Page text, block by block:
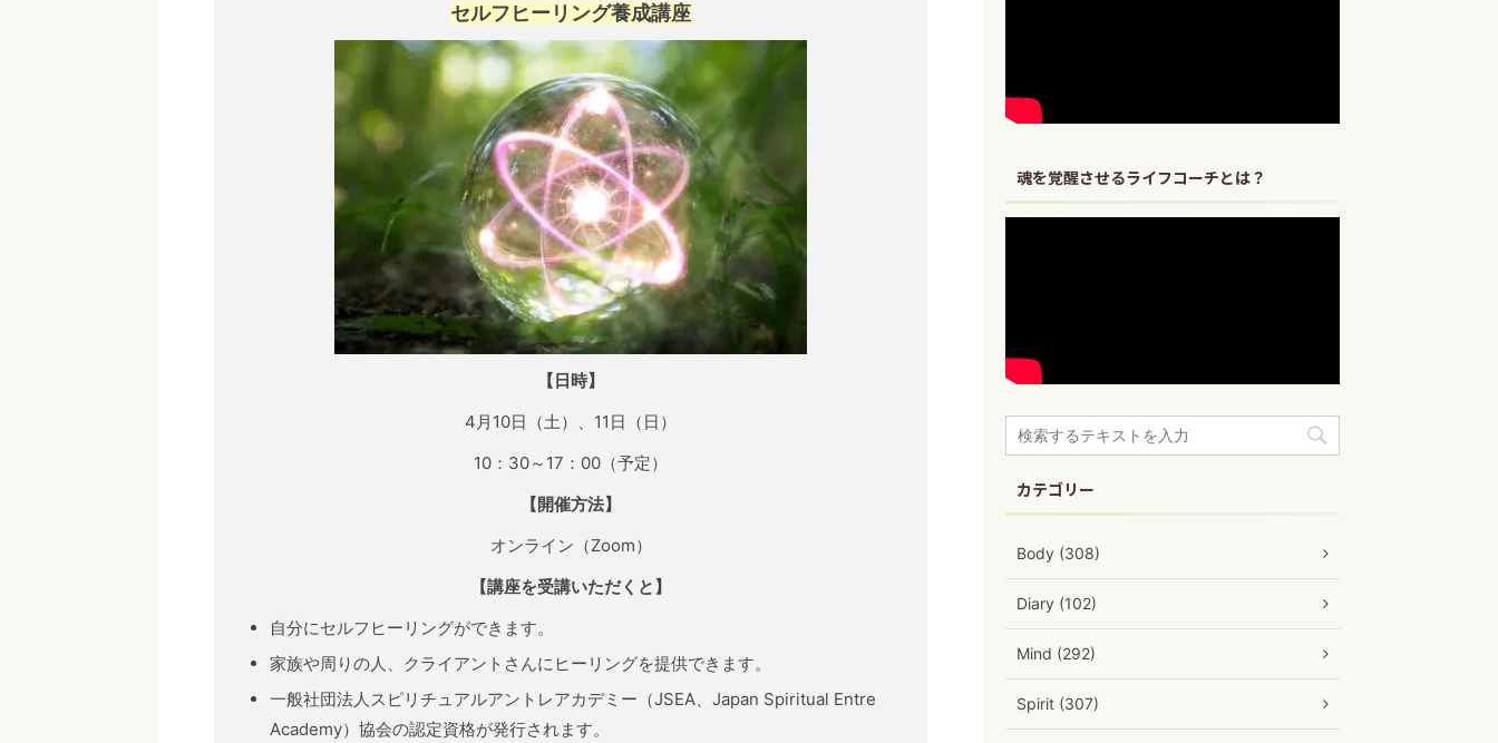
セルフヒーリング養成講座
【日時】
4月10日（土）、11日（日）
10：30～17：00（予定）
【開催方法】
オンライン（Zoom）
【講座を受講いただくと】
自分にセルフヒーリングができます。
家族や周りの人、クライアントさんにヒーリングを提供できます。
一般社団法人スピリチュアルアントレアカデミー（JSEA、Japan Spiritual Entre
Academy）協会の認定資格が発行されます。
魂を覚醒させるライフコーチとは？
カテゴリー
Body (308)
Diary (102)
Mind (292)
Spirit (307)